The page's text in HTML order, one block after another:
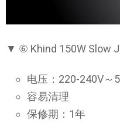
▼ ⑥ Khind 150W Slow
电压：220-240V～
容易清理
保修期：1年